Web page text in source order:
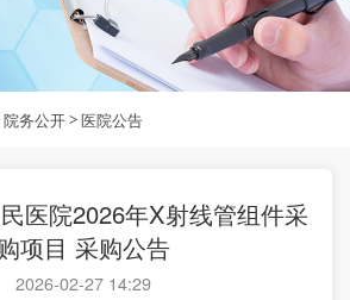
院务公开 > 医院公告
医院2026年X射线管组件采
购项目 采购公告
2026-02-27 14:29